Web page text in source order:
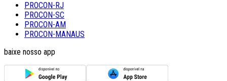
PROCON-RJ
PROCON-SC
PROCON-AM
PROCON-MANAUS
baixe nosso app